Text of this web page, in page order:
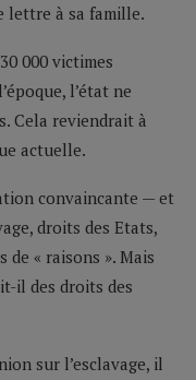
lettre à sa famille.
000 victimes
l’état ne
Cela reviendrait à
actuelle.
convaincante — et
droits des Etats,
« raisons ». Mais
il des droits des
sur l’esclavage, il